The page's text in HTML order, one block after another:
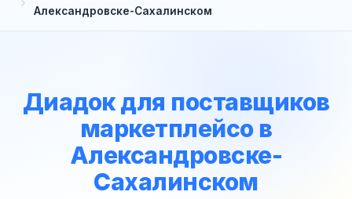
Александровске-Сахалинском
Диадок для поставщиков
маркетплейсо в
Александровске-
Сахалинском